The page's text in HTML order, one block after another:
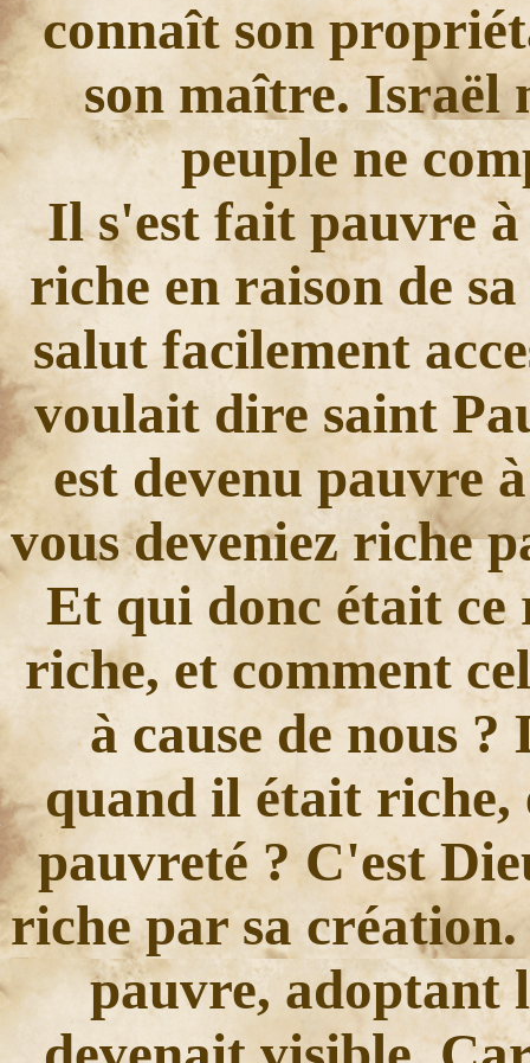
connaît son
son maître. Israël
peuple ne
Il s'est fait pauvre
riche en raison de
salut facilement
voulait dire saint
est devenu pauvre
vous deveniez riche
Et qui donc était
riche, et comment
à cause de nous
quand il était riche,
pauvreté ? C'est
riche par sa
pauvre, adoptant